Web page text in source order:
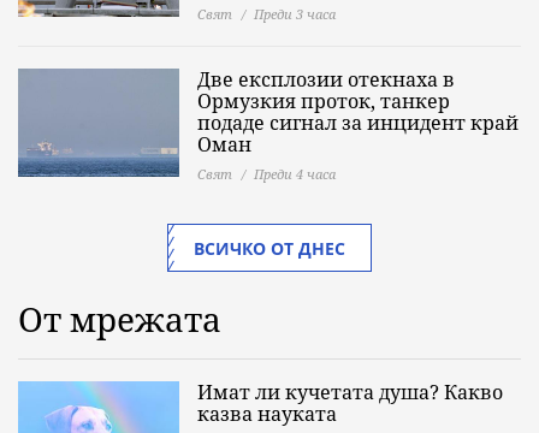
Свят Преди 3 часа
Две експлозии отекнаха в
Ормузкия проток, танкер
подаде сигнал за инцидент край
Оман
Свят Преди 4 часа
ВСИЧКО ОТ ДНЕС
От мрежата
Имат ли кучетата душа? Какво
казва науката